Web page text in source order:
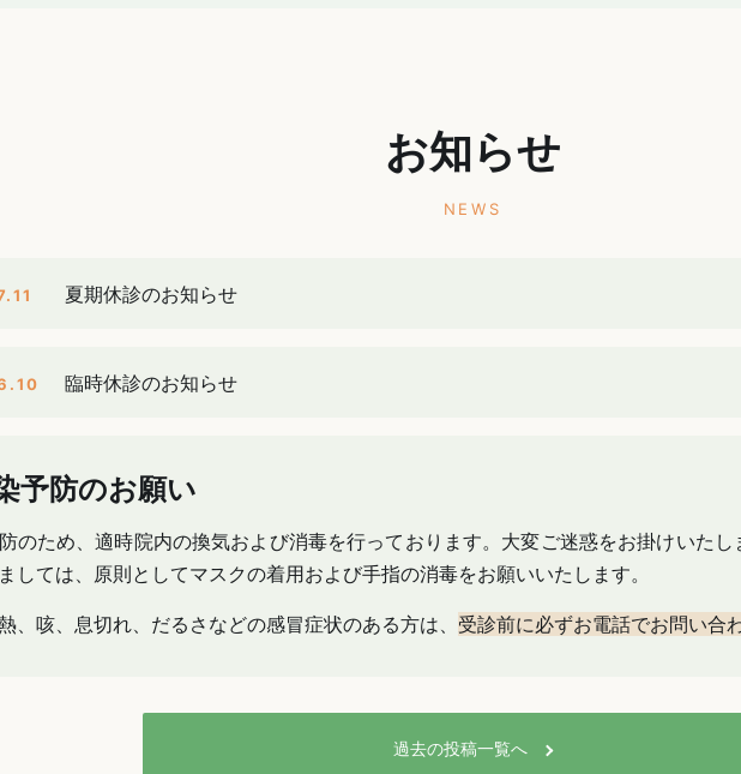
お知らせ
NEWS
夏期休診のお知らせ
臨時休診のお知らせ
予防のお願い
のため、適時院内の換気および消毒を行っております。大変ご迷惑をお掛けいた
しては、原則としてマスクの着用および手指の消毒をお願いいたします。
、咳、息切れ、だるさなどの感冒症状のある方は、 受診前に必ずお電話でお問い合
過去の投稿一覧へ